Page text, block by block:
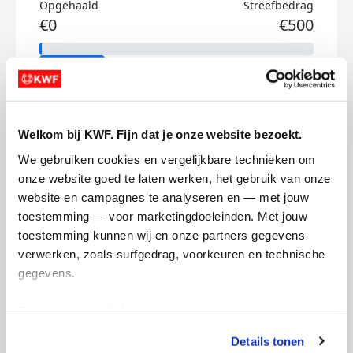
Welkom bij KWF. Fijn dat je onze website bezoekt.
We gebruiken cookies en vergelijkbare technieken om
onze website goed te laten werken, het gebruik van onze
website en campagnes te analyseren en — met jouw
toestemming — voor marketingdoeleinden. Met jouw
toestemming kunnen wij en onze partners gegevens
verwerken, zoals surfgedrag, voorkeuren en technische
gegevens.
tonen. Je kunt je toestemming op elk moment wijzigen of
Details tonen
Opgehaald
€0
Streefbedrag
€500
Doneer